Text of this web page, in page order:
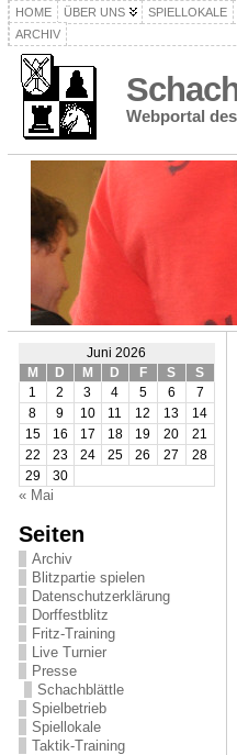
HOME ÜBER UNS SPIELLOKALE
ARCHIV
Webportal
Juni 2026
M
D M D F S
S
1
2 3 4 5 6
7
8
9 10 11 12 13
14
15
16 17 18 19 20
21
22
23 24 25 26 27
28
29
30
« Mai
Seiten
Archiv
Blitzpartie spielen
Datenschutzerklärung
Dorffestblitz
Fritz-Training
Live Turnier
Presse
Schachblättle
Spielbetrieb
Spiellokale
Taktik-Training